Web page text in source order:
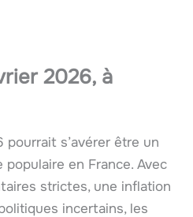
2026, à
s’avérer être un
populaire en France. Avec
strictes, une inflation
incertains, les